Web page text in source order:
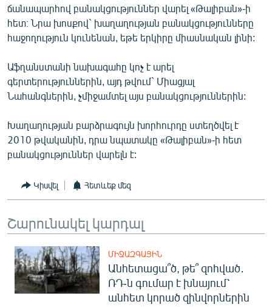
English
Русский
ՀԵՏԵՎԵՔ ՄԵԶ
«Ազատության» բոլոր կայքերը
ճանապարհով բանակցություններ վարել «Թալիբան»-ի
հետ։ Նրա խոսքով` խաղաղության բանակցությունները
հաջողություն կունենան, եթե երկիրը միասնական լինի:
Աֆղանստանի նախագահը կոչ է արել
գերտերություններին, այդ թվում` Միացյալ
Նահանգներին, չմիջամտել այս բանակցություններին:
Խաղաղության բարձրագույն խորհուրդը ստեղծվել է
2010 թվականին, դրա նպատակը «Թալիբան»-ի հետ
բանակցություններ վարելն է:
Կիսվել Հետևեք մեզ
Շարունակել կարդալ
ՄԻՋԱԶԳԱՅԻՆ
Անհետացա՞ծ, թե՞ զոհված․
ՌԴ-ն գումար է խնայում՝
անհետ կորած զինվորներին